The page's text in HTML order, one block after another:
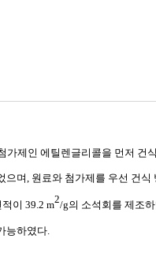
가제인 에틸렌글리콜을 먼저 건
으며, 원료와 첨가제를 우선 건식
이 39.2 m2/g의 소석회를 제조
능하였다